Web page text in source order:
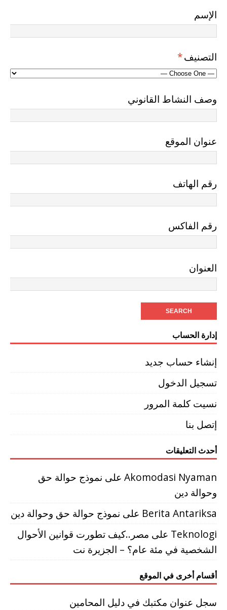
الإسم
التصنيف*
وصف النشاط القانوني
عنوان الموقع
رقم الهاتف
رقم الفاكس
العنوان
إدارة الحساب
إنشاء حساب جديد
تسجيل الدخول
نسيت كلمة المرور
إتصل بنا
أحدث التعليقات
Akomodasi Nyaman على نموذج حوالة حق
وحوالة دين
Berita Antariksa على نموذج حوالة حق وحوالة دين
Teknologi على مصر..كيف تطورت قوانين الأحوال
الشخصية في مئة عام؟ – الجزيرة نت
أقسام أخرى في الموقع
سجل عنوان مكتبك في دليل المحامين